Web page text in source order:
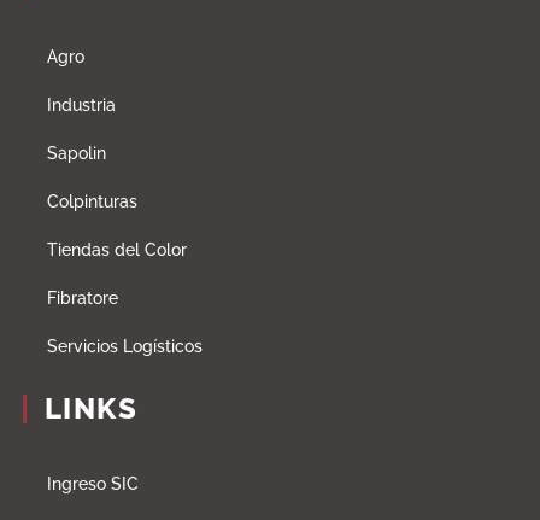
Agro
Industria
Sapolin
Colpinturas
Tiendas del Color
Fibratore
Servicios Logísticos
LINKS
Ingreso SIC